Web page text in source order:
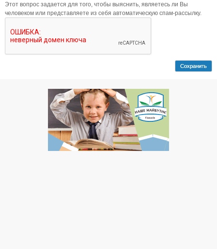
Этот вопрос задается для того, чтобы выяснить, являетесь ли Вы
человеком или представляете из себя автоматическую спам-рассылку.